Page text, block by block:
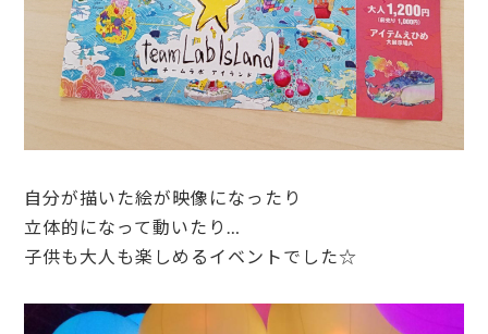
自分が描いた絵が映像になったり
立体的になって動いたり…
子供も大人も楽しめるイベントでした☆